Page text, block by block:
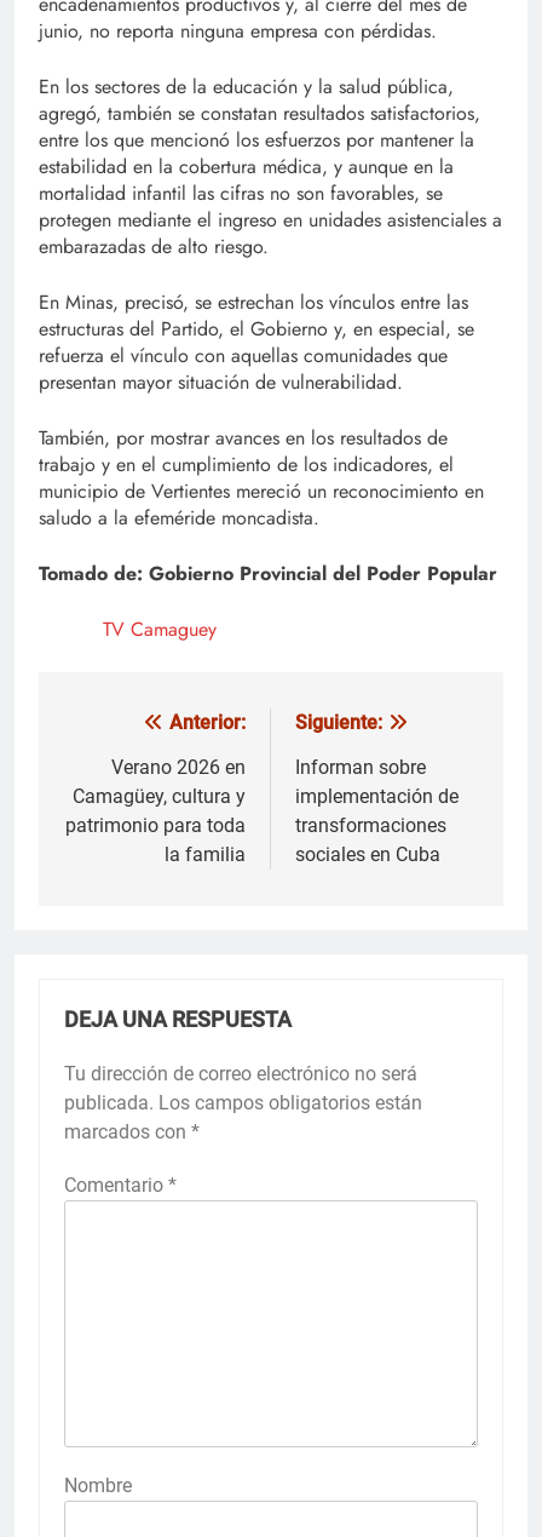
junio, no reporta ninguna empresa con pérdidas.
En los sectores de la educación y la salud pública,
agregó, también se constatan resultados satisfactorios,
entre los que mencionó los esfuerzos por mantener la
estabilidad en la cobertura médica, y aunque en la
mortalidad infantil las cifras no son favorables, se
protegen mediante el ingreso en unidades asistenciales a
embarazadas de alto riesgo.
En Minas, precisó, se estrechan los vínculos entre las
estructuras del Partido, el Gobierno y, en especial, se
refuerza el vínculo con aquellas comunidades que
presentan mayor situación de vulnerabilidad.
También, por mostrar avances en los resultados de
trabajo y en el cumplimiento de los indicadores, el
municipio de Vertientes mereció un reconocimiento en
saludo a la efeméride moncadista.
Tomado de: Gobierno Provincial del Poder Popular
TV Camaguey
Navegación
entradas
Anterior:
Verano 2026 en
Camagüey, cultura y
patrimonio para toda
la familia
Siguiente:
Informan sobre
implementación de
transformaciones
sociales en Cuba
DEJA UNA RESPUESTA
Tu dirección de correo electrónico no será
publicada. Los campos obligatorios están
marcados con *
Comentario *
Nombre